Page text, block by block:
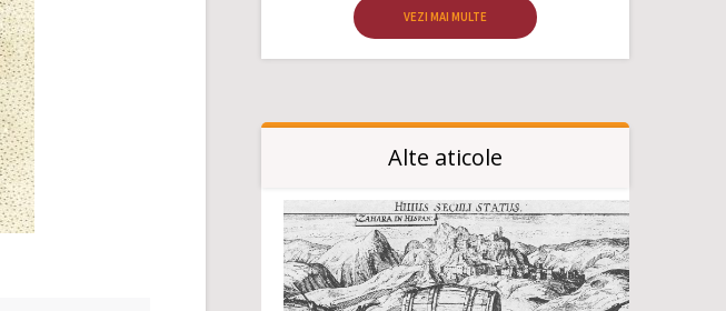
VEZI MAI MULTE
Alte aticole